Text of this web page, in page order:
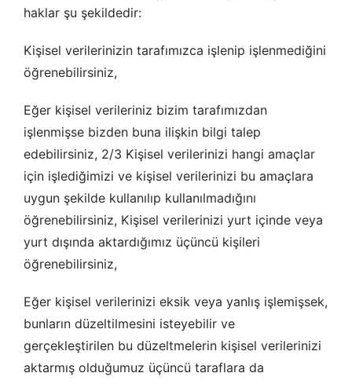
haklar şu şekildedir:
Kişisel verilerinizin tarafımızca işlenip işlenmediğini
öğrenebilirsiniz,
Eğer kişisel verileriniz bizim tarafımızdan
işlenmişse bizden buna ilişkin bilgi talep
edebilirsiniz, 2/3 Kişisel verilerinizi hangi amaçlar
için işlediğimizi ve kişisel verilerinizi bu amaçlara
uygun şekilde kullanılıp kullanılmadığını
öğrenebilirsiniz, Kişisel verilerinizi yurt içinde veya
yurt dışında aktardığımız üçüncü kişileri
öğrenebilirsiniz,
Eğer kişisel verilerinizi eksik veya yanlış işlemişsek,
bunların düzeltilmesini isteyebilir ve
gerçekleştirilen bu düzeltmelerin kişisel verilerinizi
aktarmış olduğumuz üçüncü taraflara da